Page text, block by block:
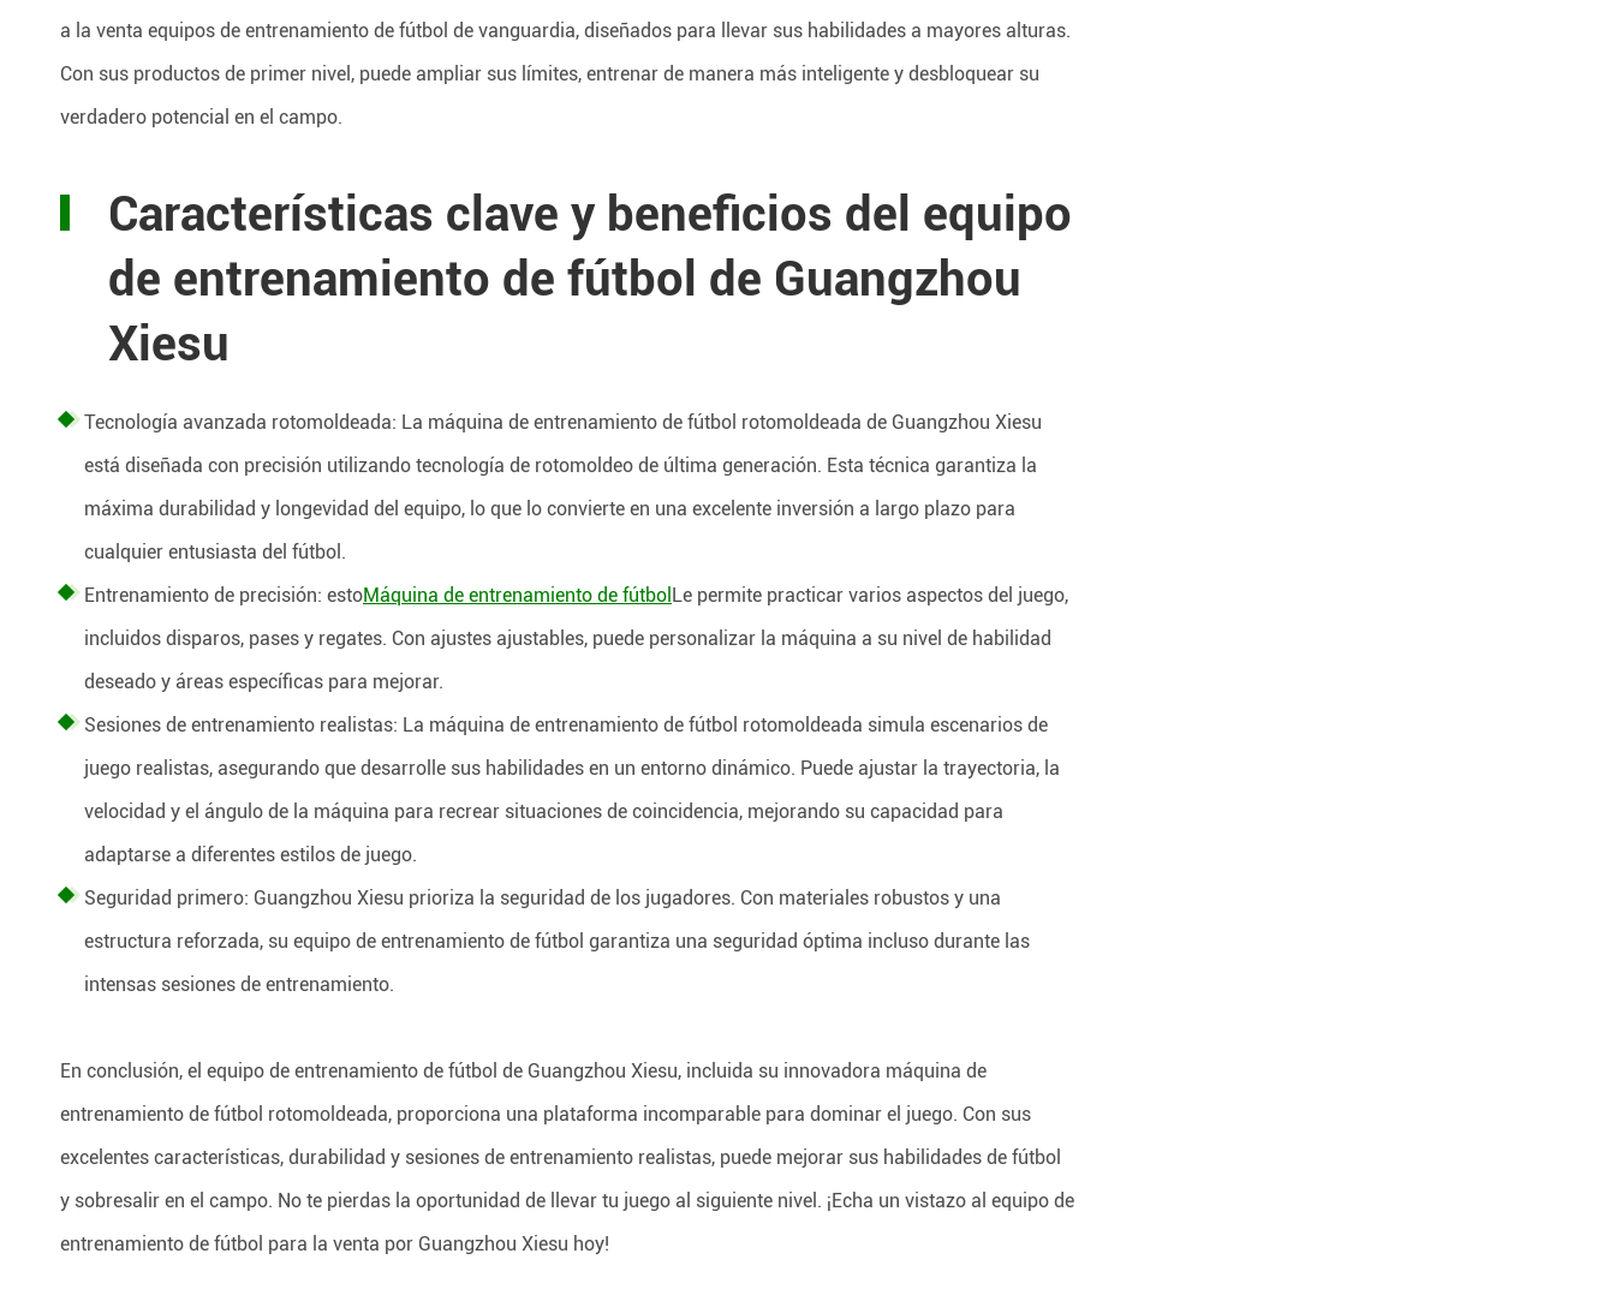
a la venta equipos de entrenamiento de fútbol de vanguardia, diseñados para llevar sus habilidades a mayores alturas.
Con sus productos de primer nivel, puede ampliar sus límites, entrenar de manera más inteligente y desbloquear su
verdadero potencial en el campo.
Características clave y beneficios del equipo
de entrenamiento de fútbol de Guangzhou
Xiesu
Tecnología avanzada rotomoldeada: La máquina de entrenamiento de fútbol rotomoldeada de Guangzhou Xiesu
está diseñada con precisión utilizando tecnología de rotomoldeo de última generación. Esta técnica garantiza la
máxima durabilidad y longevidad del equipo, lo que lo convierte en una excelente inversión a largo plazo para
cualquier entusiasta del fútbol.
Entrenamiento de precisión: estoMáquina de entrenamiento de fútbol Le permite practicar varios aspectos del juego,
incluidos disparos, pases y regates. Con ajustes ajustables, puede personalizar la máquina a su nivel de habilidad
deseado y áreas específicas para mejorar.
Sesiones de entrenamiento realistas: La máquina de entrenamiento de fútbol rotomoldeada simula escenarios de
juego realistas, asegurando que desarrolle sus habilidades en un entorno dinámico. Puede ajustar la trayectoria, la
velocidad y el ángulo de la máquina para recrear situaciones de coincidencia, mejorando su capacidad para
adaptarse a diferentes estilos de juego.
Seguridad primero: Guangzhou Xiesu prioriza la seguridad de los jugadores. Con materiales robustos y una
estructura reforzada, su equipo de entrenamiento de fútbol garantiza una seguridad óptima incluso durante las
intensas sesiones de entrenamiento.
En conclusión, el equipo de entrenamiento de fútbol de Guangzhou Xiesu, incluida su innovadora máquina de
entrenamiento de fútbol rotomoldeada, proporciona una plataforma incomparable para dominar el juego. Con sus
excelentes características, durabilidad y sesiones de entrenamiento realistas, puede mejorar sus habilidades de fútbol
y sobresalir en el campo. No te pierdas la oportunidad de llevar tu juego al siguiente nivel. ¡Echa un vistazo al equipo de
entrenamiento de fútbol para la venta por Guangzhou Xiesu hoy!